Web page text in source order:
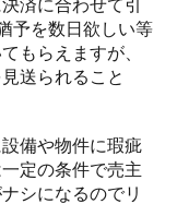
済に合わせて引
予を数日欲しい等
もらえますが、
送られること
設備や物件に瑕疵
定の条件で売主
シになるのでリ